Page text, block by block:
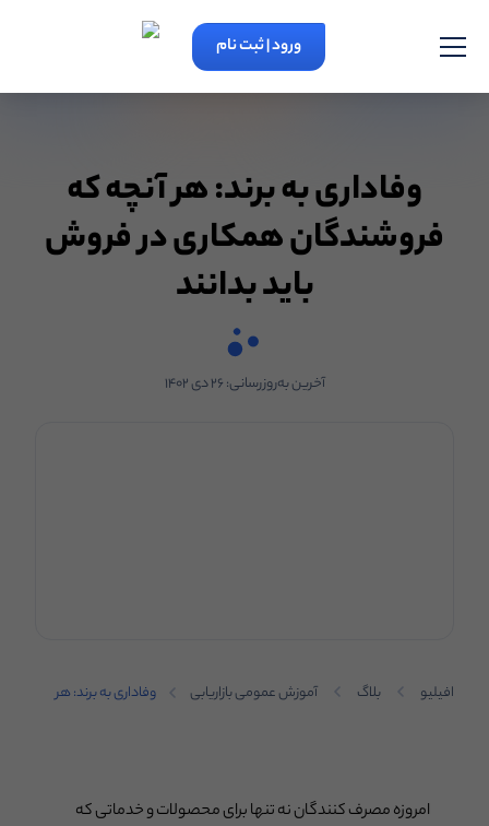
ورود | ثبت نام
وفاداری به برند: هر آنچه که
فروشندگان همکاری در فروش
باید بدانند
آخرین به‌روزرسانی:۲۶ دی ۱۴۰۲
افیلیو بلاگ آموزش عمومی بازاریابی
وفاداری به برند: هر
امروزه مصرف کنندگان نه تنها برای محصولات و خدماتی که